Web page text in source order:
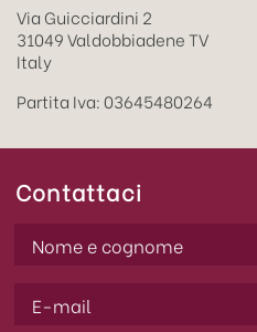
Via Guicciardini 2
31049 Valdobbiadene TV
Italy
Partita Iva: 03645480264
Contattaci